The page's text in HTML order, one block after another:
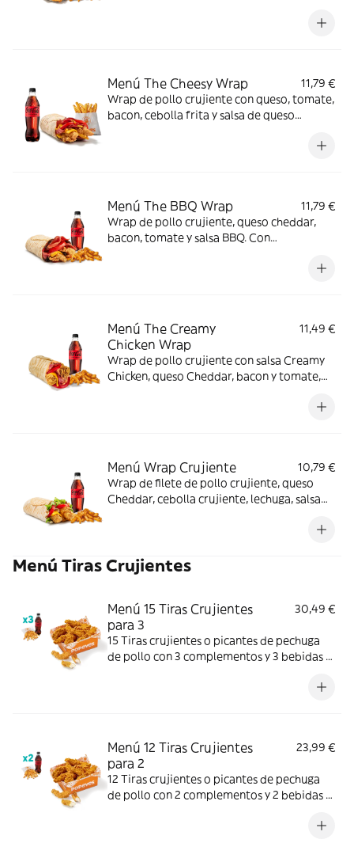
Menú The Cheesy Wrap
11,79 €
Wrap de pollo crujiente con queso, tomate,
bacon, cebolla frita y salsa de queso
Menú The BBQ Wrap
11,79 €
Wrap de pollo crujiente, queso cheddar,
bacon, tomate y salsa BBQ. Con
Menú The Creamy
Chicken Wrap
11,49 €
Wrap de pollo crujiente con salsa Creamy
Chicken, queso Cheddar, bacon y tomate,
Menú Wrap Crujiente
10,79 €
Wrap de filete de pollo crujiente, queso
Cheddar, cebolla crujiente, lechuga, salsa
Menú Tiras Crujientes
Menú 15 Tiras Crujientes
para 3
30,49 €
15 Tiras crujientes o picantes de pechuga
de pollo con 3 complementos y 3 bebidas a
Menú 12 Tiras Crujientes
para 2
23,99 €
12 Tiras crujientes o picantes de pechuga
de pollo con 2 complementos y 2 bebidas a